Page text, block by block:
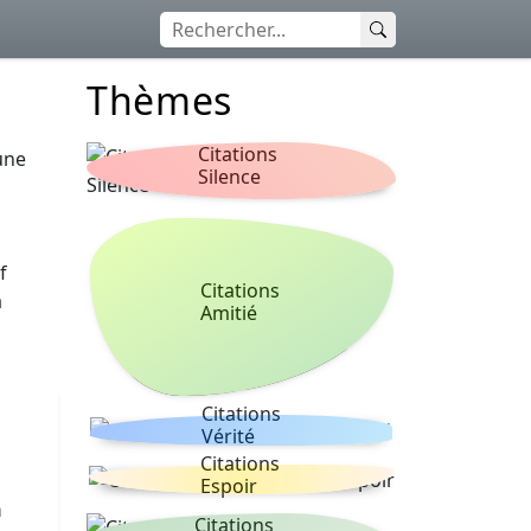
Thèmes
Citations
Silence
Citations
Amitié
Citations
Vérité
Citations
Espoir
Citations